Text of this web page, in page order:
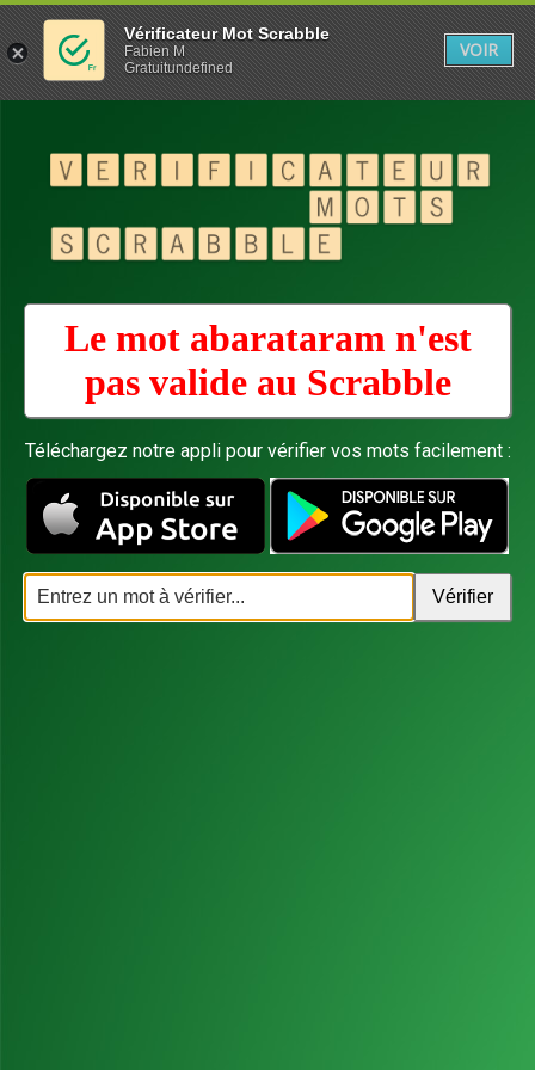
Le mot abarataram n'est
pas valide au Scrabble
Téléchargez notre appli pour vérifier vos mots facilement :
Vérificateur Mot Scrabble
Fabien M
Gratuitundefined
VOIR